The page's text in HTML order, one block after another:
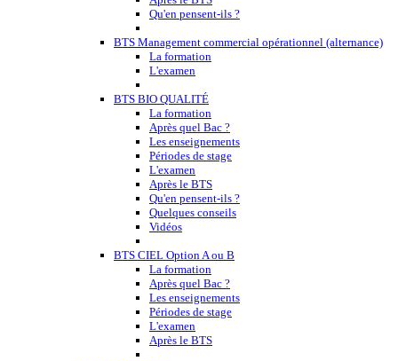
Qu'en pensent-ils ?
BTS Management commercial opérationnel (alternance)
La formation
L'examen
BTS BIO QUALITÉ
La formation
Après quel Bac ?
Les enseignements
Périodes de stage
L'examen
Après le BTS
Qu'en pensent-ils ?
Quelques conseils
Vidéos
BTS CIEL Option A ou B
La formation
Après quel Bac ?
Les enseignements
Périodes de stage
L'examen
Après le BTS